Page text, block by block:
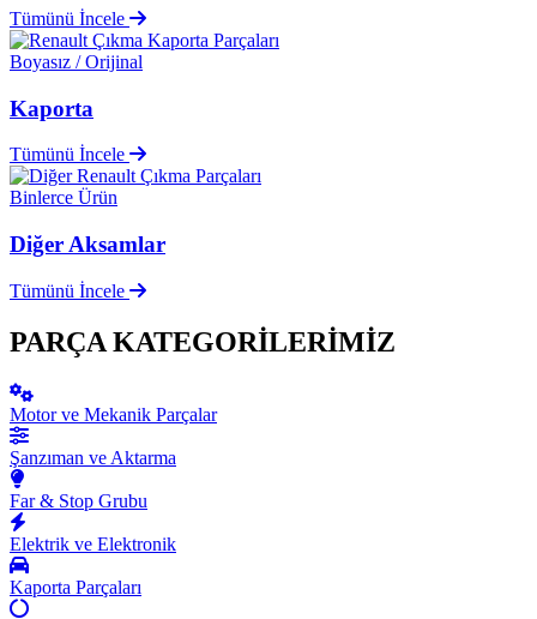
Tümünü İncele
Boyasız / Orijinal
Kaporta
Tümünü İncele
Binlerce Ürün
Diğer Aksamlar
Tümünü İncele
PARÇA KATEGORİLERİMİZ
Motor ve Mekanik Parçalar
Şanzıman ve Aktarma
Far & Stop Grubu
Elektrik ve Elektronik
Kaporta Parçaları